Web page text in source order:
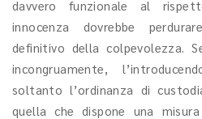
davvero funzionale al
innocenza dovrebbe
definitivo della colpevolezza.
incongruamente,
soltanto l’ordinanza di
quella che dispone una